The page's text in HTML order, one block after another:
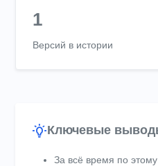
1
Версий в истории
Ключевые
За всё время по